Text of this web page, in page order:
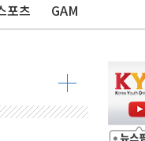
포츠 GAM